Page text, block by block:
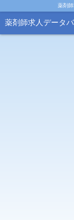
薬剤
薬剤師求人データ